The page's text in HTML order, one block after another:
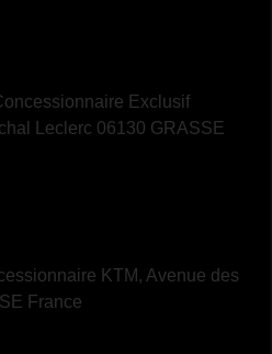
Exclusif
Leclerc 06130 GRASSE
KTM, Avenue des
France